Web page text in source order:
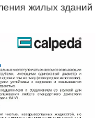
жилых зданий